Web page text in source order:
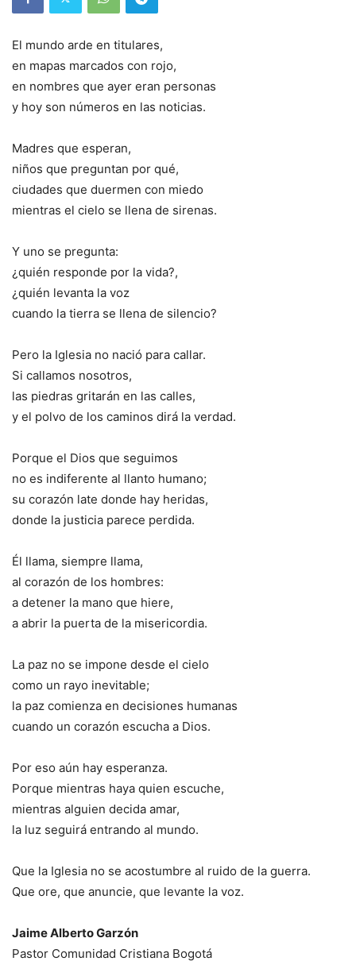
El mundo arde en titulares,
en mapas marcados con rojo,
en nombres que ayer eran personas
y hoy son números en las noticias.
Madres que esperan,
niños que preguntan por qué,
ciudades que duermen con miedo
mientras el cielo se llena de sirenas.
Y uno se pregunta:
¿quién responde por la vida?,
¿quién levanta la voz
cuando la tierra se llena de silencio?
Pero la Iglesia no nació para callar.
Si callamos nosotros,
las piedras gritarán en las calles,
y el polvo de los caminos dirá la verdad.
Porque el Dios que seguimos
no es indiferente al llanto humano;
su corazón late donde hay heridas,
donde la justicia parece perdida.
Él llama, siempre llama,
al corazón de los hombres:
a detener la mano que hiere,
a abrir la puerta de la misericordia.
La paz no se impone desde el cielo
como un rayo inevitable;
la paz comienza en decisiones humanas
cuando un corazón escucha a Dios.
Por eso aún hay esperanza.
Porque mientras haya quien escuche,
mientras alguien decida amar,
la luz seguirá entrando al mundo.
Que la Iglesia no se acostumbre al ruido de la guerra.
Que ore, que anuncie, que levante la voz.
Jaime Alberto Garzón
Pastor Comunidad Cristiana Bogotá